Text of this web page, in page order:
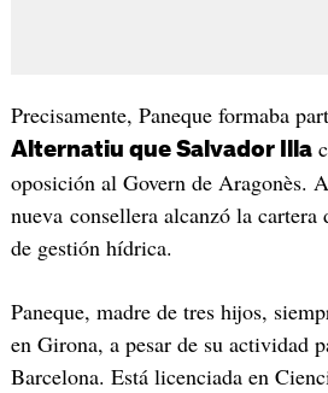
Precisamente, Paneque formaba
Alternatiu que Salvador Illa
oposición al Govern de Aragonès.
nueva consellera alcanzó la
de gestión hídrica.
Paneque, madre de tres hijos,
en Girona, a pesar de su actividad
Barcelona. Está licenciada en